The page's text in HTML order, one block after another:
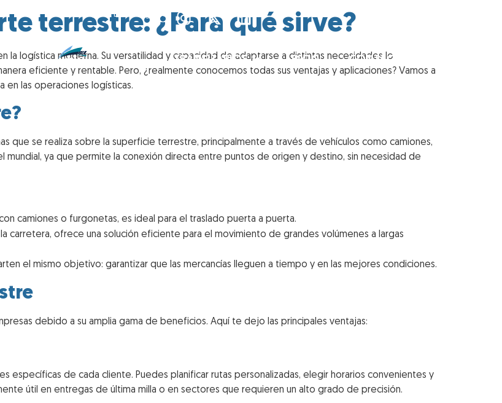
My Lean Logistics
TRANSITARIOS BLOG CONTACTO
terrestre: ¿Para qué sirve?
la logística moderna. Su versatilidad y capacidad de adaptarse a distintas necesidades lo
eficiente y rentable. Pero, ¿realmente conocemos todas sus ventajas y aplicaciones? Vamos a
en las operaciones logísticas.
que se realiza sobre la superficie terrestre, principalmente a través de vehículos como camiones,
mundial, ya que permite la conexión directa entre puntos de origen y destino, sin necesidad de
camiones o furgonetas, es ideal para el traslado puerta a puerta.
carretera, ofrece una solución eficiente para el movimiento de grandes volúmenes a largas
el mismo objetivo: garantizar que las mercancías lleguen a tiempo y en las mejores condiciones.
debido a su amplia gama de beneficios. Aquí te dejo las principales ventajas:
específicas de cada cliente. Puedes planificar rutas personalizadas, elegir horarios convenientes y
útil en entregas de última milla o en sectores que requieren un alto grado de precisión.